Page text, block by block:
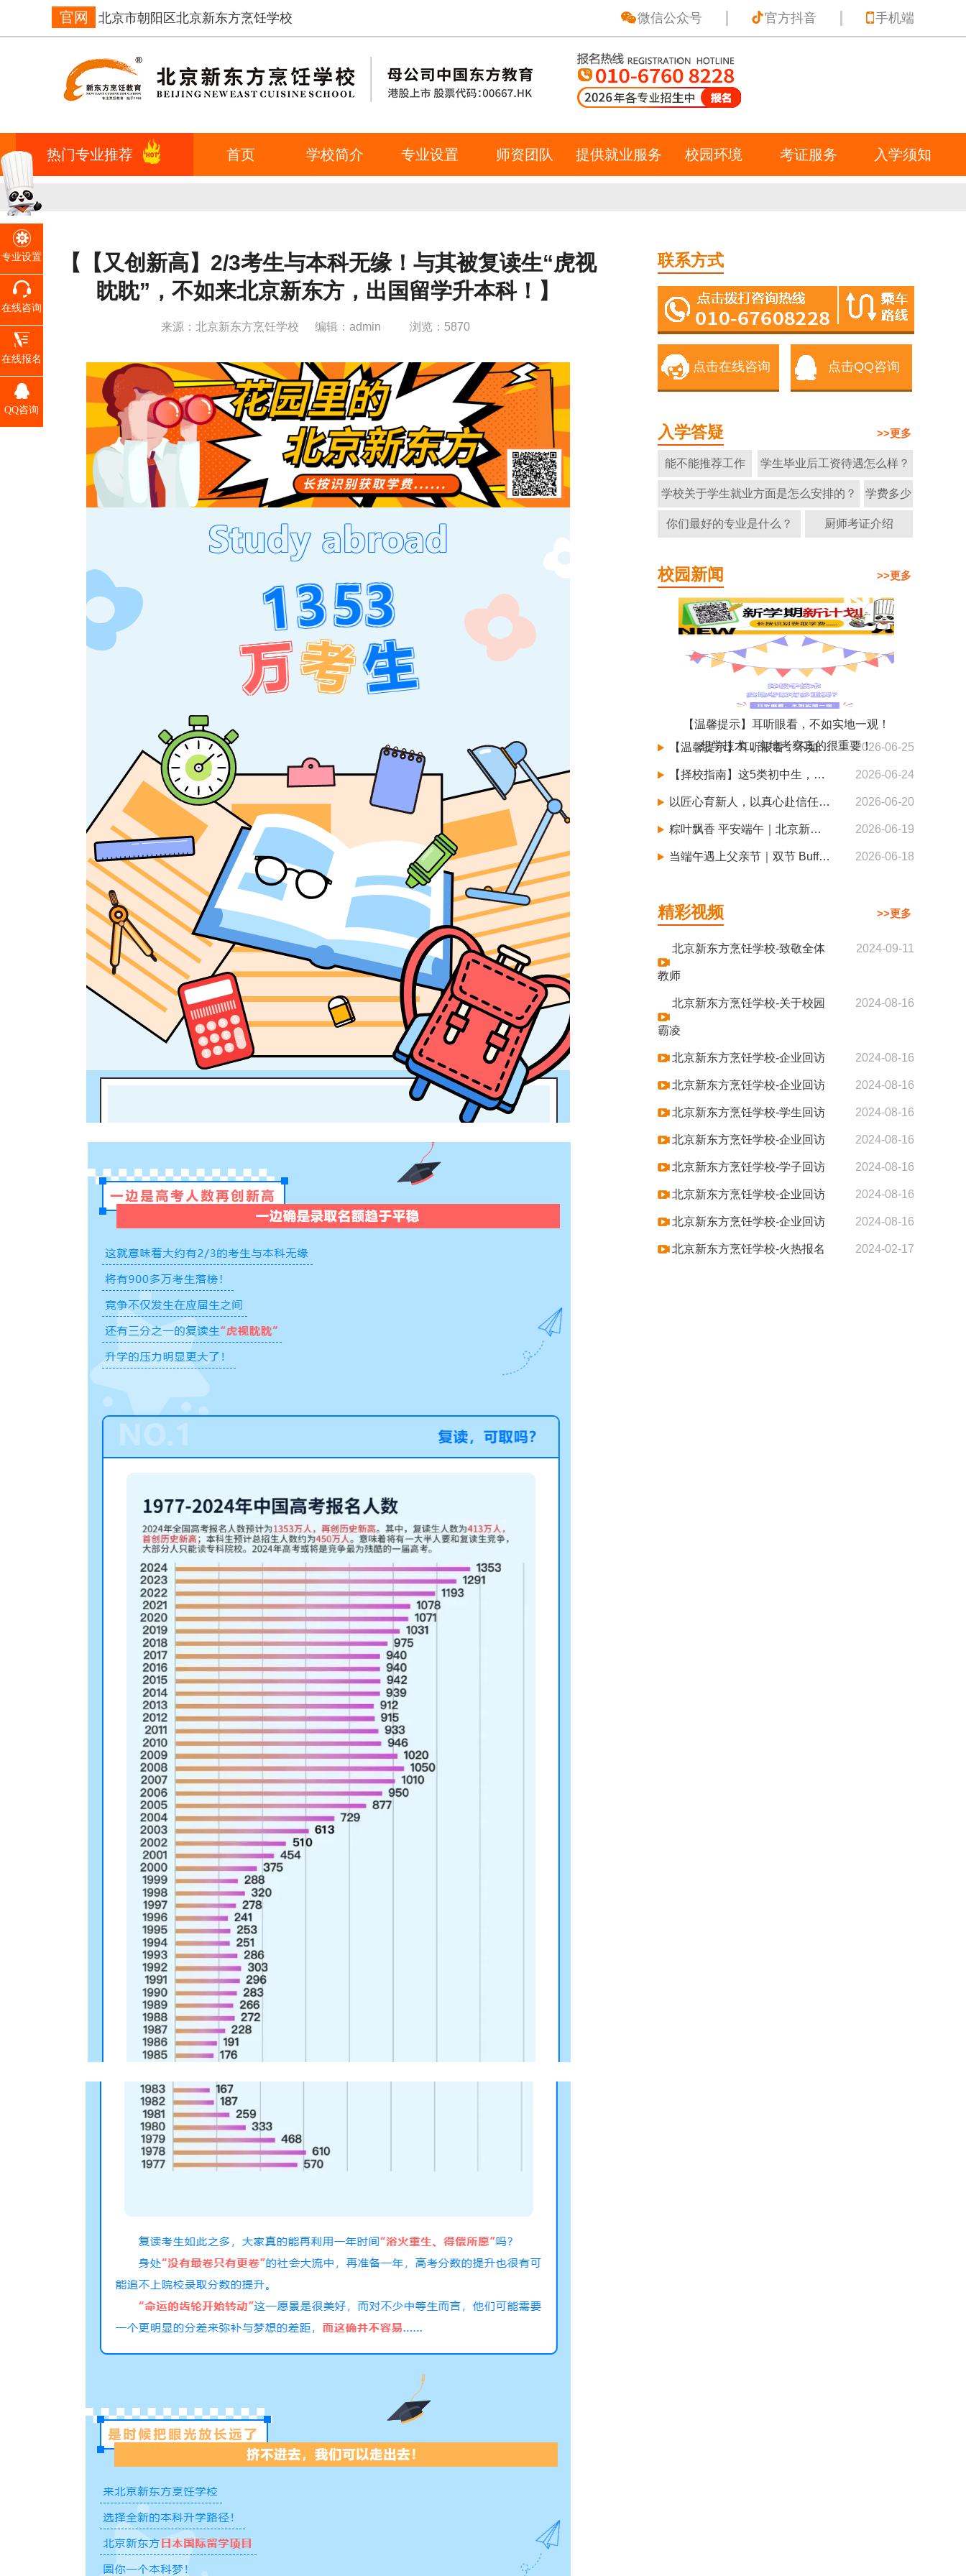
官网 北京市朝阳区北京新东方烹饪学校 微信公众号 官方抖音 手机端
热门专业推荐 首页 学校简介 专业设置 师资团队 提供就业服务 校园环境 考证服务 入学须知
【【又创新高】2/3考生与本科无缘！与其被复读生“虎视
眈眈”，不如来北京新东方，出国留学升本科！】
来源：北京新东方烹饪学校 编辑：admin 浏览： 5870
联系方式
点击在线咨询 点击QQ咨询
入学答疑 >>更多
能不能推荐工作 学生毕业后工资待遇怎么样？
学校关于学生就业方面是怎么安排的？ 学费多少
你们最好的专业是什么？ 厨师考证介绍
校园新闻 >>更多
【温馨提示】耳听眼看，不如实地一观！
想学技术，实地考察真的很重要！
【温馨提示】耳听眼看，不如实地一观！想学技术，实地考察真的很重要！ 2026-06-25
【择校指南】这5类初中生，更适合职业教育，更容易实现逆袭 2026-06-24
以匠心育新人，以真心赴信任—北京新东方烹饪学校秋季班火热招生中 2026-06-20
粽叶飘香 平安端午｜北京新东方烹饪学校端午假期安全须知请查收！ 2026-06-19
当端午遇上父亲节｜双节 Buff 叠满！来北京新东方烹饪解锁升学好机会 2026-06-18
精彩视频 >>更多
北京新东方烹饪学校-致敬全体
教师
2024-09-11
北京新东方烹饪学校-关于校园
霸凌
2024-08-16
北京新东方烹饪学校-企业回访 2024-08-16
北京新东方烹饪学校-企业回访 2024-08-16
北京新东方烹饪学校-学生回访 2024-08-16
北京新东方烹饪学校-企业回访 2024-08-16
北京新东方烹饪学校-学子回访 2024-08-16
北京新东方烹饪学校-企业回访 2024-08-16
北京新东方烹饪学校-企业回访 2024-08-16
北京新东方烹饪学校-火热报名 2024-02-17
专业设置
在线咨询
在线报名
QQ咨询